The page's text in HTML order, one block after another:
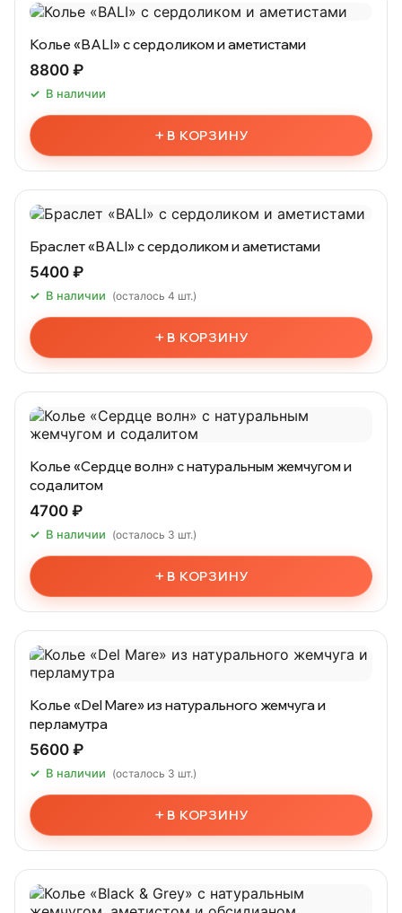
Колье «BALI» с сердоликом и аметистами
8800 ₽
В наличии
+ В КОРЗИНУ
Браслет «BALI» с сердоликом и аметистами
5400 ₽
В наличии (осталось 4 шт.)
+ В КОРЗИНУ
Колье «Сердце волн» с натуральным жемчугом и
содалитом
4700 ₽
В наличии (осталось 3 шт.)
+ В КОРЗИНУ
Колье «Del Mare» из натурального жемчуга и
перламутра
5600 ₽
В наличии (осталось 3 шт.)
+ В КОРЗИНУ